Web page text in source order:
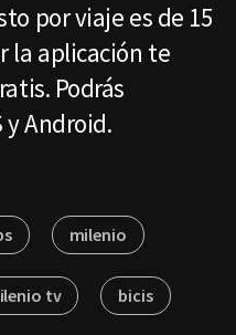
por viaje es de 15
la aplicación te
Podrás
y Android.
milenio
tv bicis